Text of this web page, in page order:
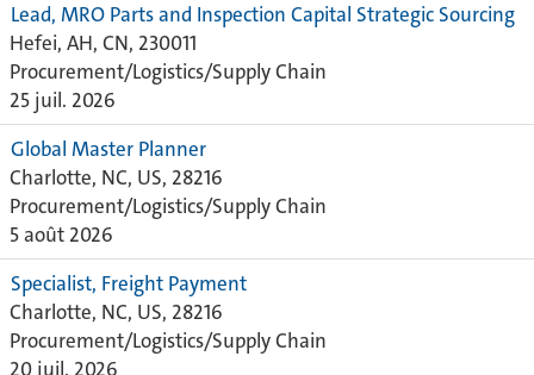
Lead, MRO Parts and Inspection Capital Strategic Sourcing
Hefei, AH, CN, 230011
Procurement/Logistics/Supply Chain
25 juil. 2026
Global Master Planner
Charlotte, NC, US, 28216
Procurement/Logistics/Supply Chain
5 août 2026
Specialist, Freight Payment
Charlotte, NC, US, 28216
Procurement/Logistics/Supply Chain
20 juil. 2026